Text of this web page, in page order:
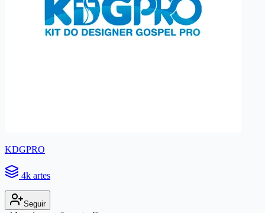
KDGPRO
4k artes
Seguir